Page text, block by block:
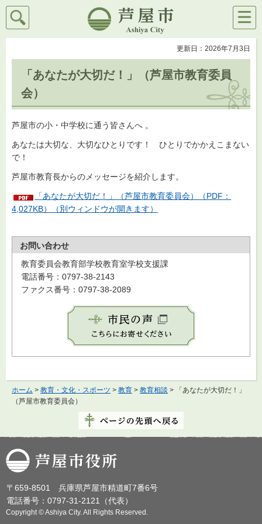
芦屋市
検索
メニ
ュー
更新日：2026年7月3日
「あなたが大切だ！」（芦屋市教育委員
会）
芦屋市の小・中学校に通う皆さんへ 。
あなたは大切な、大切なひとりです！ ひとりでかかえこまない
で！
芦屋市教育長からのメッセージを紹介します。
「あなたが大切だ！」（芦屋市教育委員会）（PDF：
4,027KB）（別ウィンドウが開きます）
お問い合わせ
教育委員会教育部学校教育室学校支援課
電話番号：0797-38-2143
ファクス番号：0797-38-2089
ホーム > 教育・文化・スポーツ > 教育 > 教育相談 > 「あなたが大切だ！」
（芦屋市教育委員会）
芦屋市役所
〒659-8501 兵庫県芦屋市精道町7番6号
電話番号：0797-31-2121（代表）
Copyright © Ashiya City. All Rights Reserved.